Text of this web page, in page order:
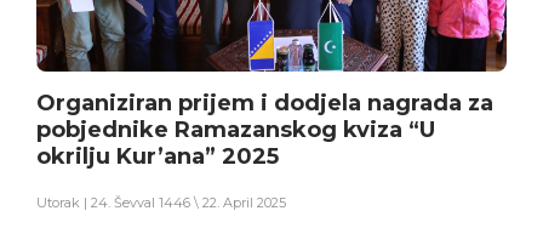
Organiziran prijem i dodjela nagrada za
pobjednike Ramazanskog kviza “U
okrilju Kur’ana” 2025
Utorak | 24. Ševval 1446 \ 22. April 2025